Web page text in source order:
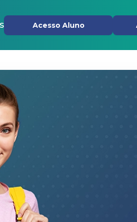
Acesso Aluno